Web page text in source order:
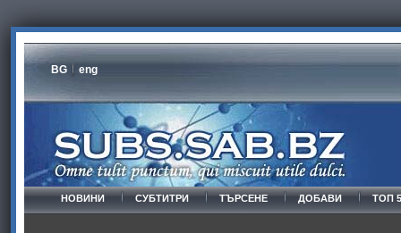
BG eng
НОВИНИ СУБТИТРИ ТЪРСЕНЕ ДОБАВИ ТОП